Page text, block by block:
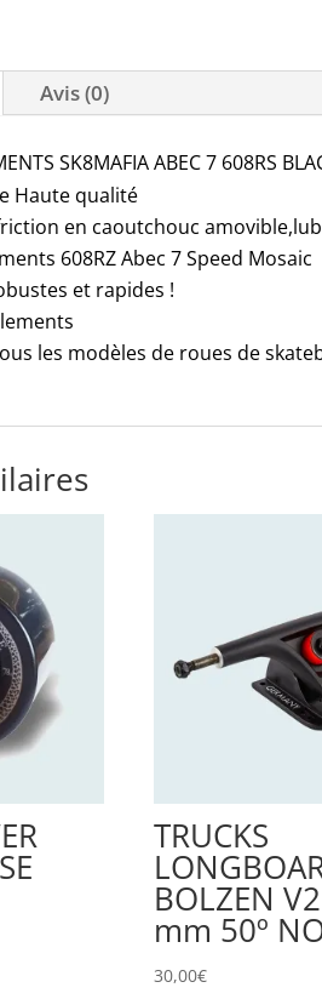
Avis (0)
SK8MAFIA ABEC 7 608RS
Haute qualité
en caoutchouc
608RZ Abec 7 Speed Mosaic
et rapides !
les modèles de roues de
TRUCKS
BOLZEN
mm 50º
30,00€